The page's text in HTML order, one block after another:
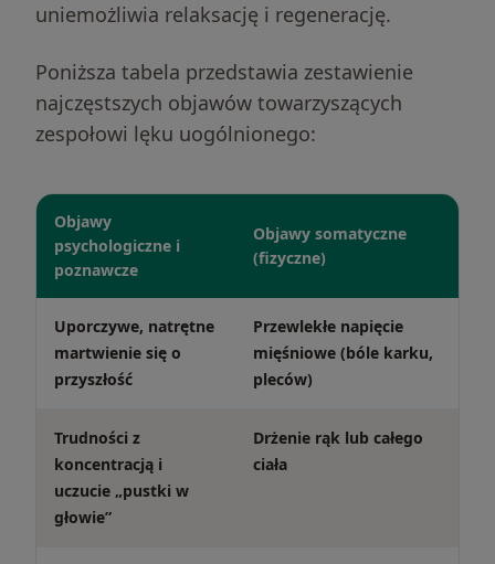
uniemożliwia relaksację i regenerację.
Poniższa tabela przedstawia zestawienie
najczęstszych objawów towarzyszących
zespołowi lęku uogólnionego:
Objawy
psychologiczne i
poznawcze
Objawy somatyczne
(fizyczne)
Uporczywe, natrętne
martwienie się o
przyszłość
Przewlekłe napięcie
mięśniowe (bóle karku,
pleców)
Trudności z
koncentracją i
uczucie „pustki w
głowie”
Drżenie rąk lub całego
ciała